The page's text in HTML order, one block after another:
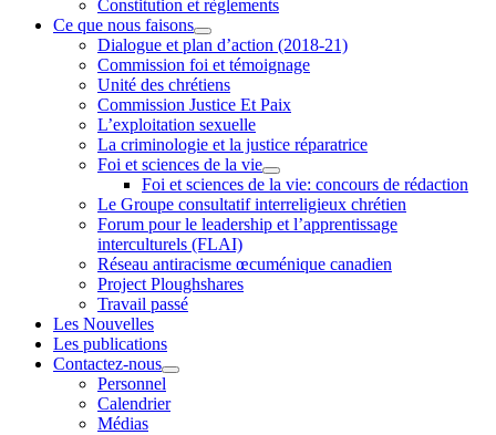
Constitution et règlements
Ce que nous faisons
Dialogue et plan d’action (2018-21)
Commission foi et témoignage
Unité des chrétiens
Commission Justice Et Paix
L’exploitation sexuelle
La criminologie et la justice réparatrice
Foi et sciences de la vie
Foi et sciences de la vie: concours de rédaction
Le Groupe consultatif interreligieux chrétien
Forum pour le leadership et l’apprentissage
interculturels (FLAI)
Réseau antiracisme œcuménique canadien
Project Ploughshares
Travail passé
Les Nouvelles
Les publications
Contactez-nous
Personnel
Calendrier
Médias